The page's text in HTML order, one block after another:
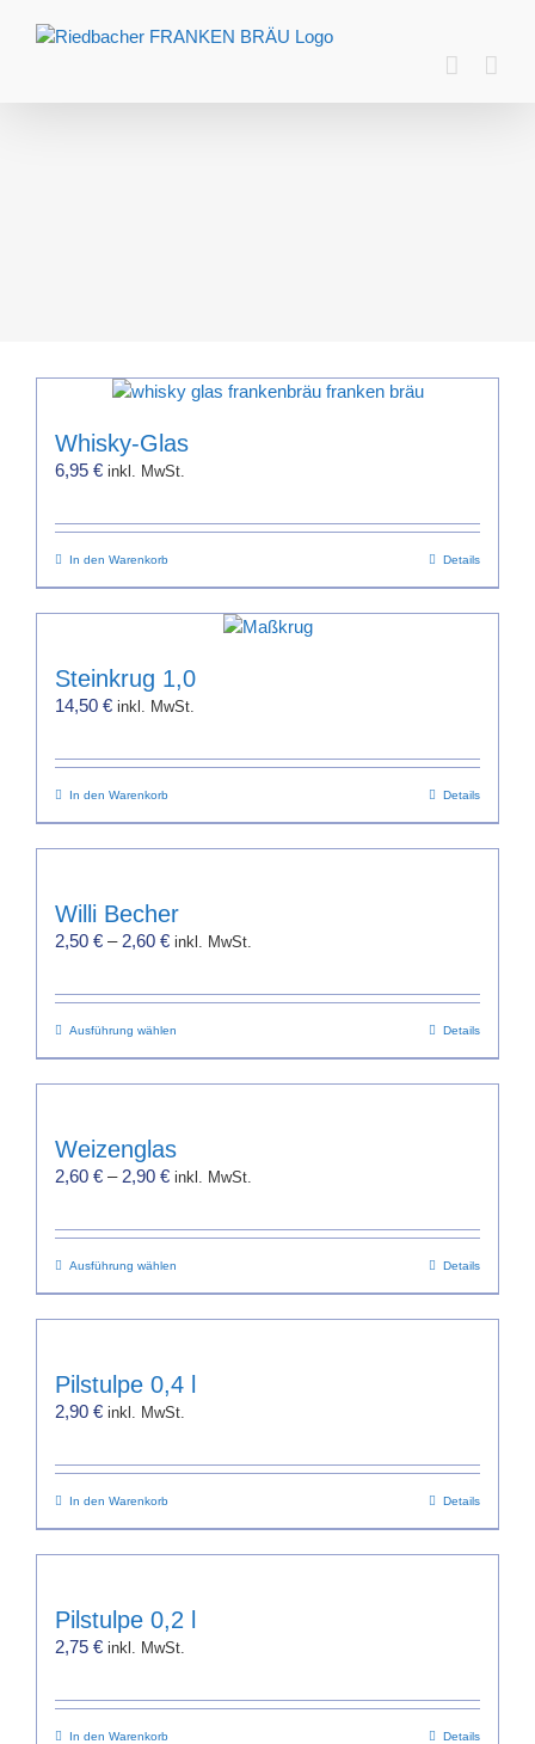
Inhalt
Whisky-Glas
6,95 € inkl. MwSt.
In den Warenkorb Details
Steinkrug 1,0
14,50 € inkl. MwSt.
In den Warenkorb Details
Willi Becher
2,50 € – 2,60 € inkl. MwSt.
Ausführung wählen
Produkt
weist
können
der
Produktseite
werden
Details
Weizenglas
2,60 € – 2,90 € inkl. MwSt.
Ausführung wählen
Produkt
weist
Varianten
auf.
können
der
Produktseite
werden
Details
Pilstulpe 0,4 l
2,90 € inkl. MwSt.
In den Warenkorb Details
Pilstulpe 0,2 l
2,75 € inkl. MwSt.
In den Warenkorb Details